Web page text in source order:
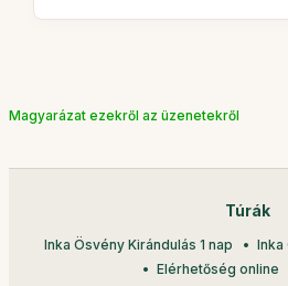
Magyarázat ezekről az üzenetekről
Túrák
Inka Ösvény Kirándulás 1 nap
Inka
Elérhetőség online